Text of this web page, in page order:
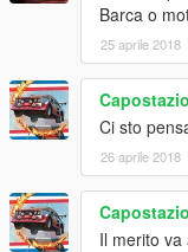
Barca o
25 aprile 2018
Ci sto
26 aprile 2018
Il merito